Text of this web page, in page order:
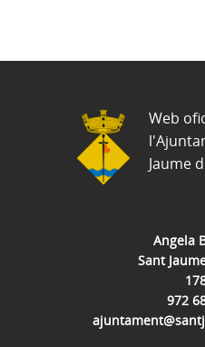
Angela
Sant
972
Web
Jaume